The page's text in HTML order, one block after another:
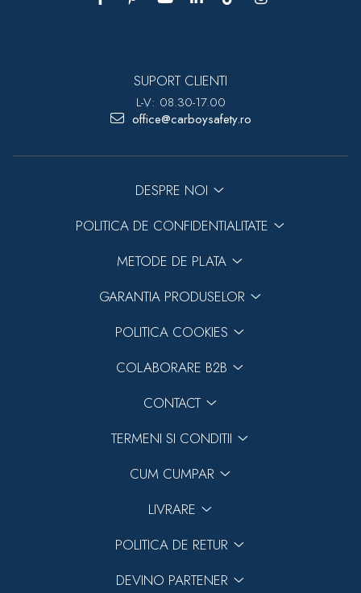
SUPORT CLIENTI
L-V: 08.30-17.00
office@carboysafety.ro
DESPRE NOI
POLITICA DE CONFIDENTIALITATE
METODE DE PLATA
GARANTIA PRODUSELOR
POLITICA COOKIES
COLABORARE B2B
CONTACT
TERMENI SI CONDITII
CUM CUMPAR
LIVRARE
POLITICA DE RETUR
DEVINO PARTENER